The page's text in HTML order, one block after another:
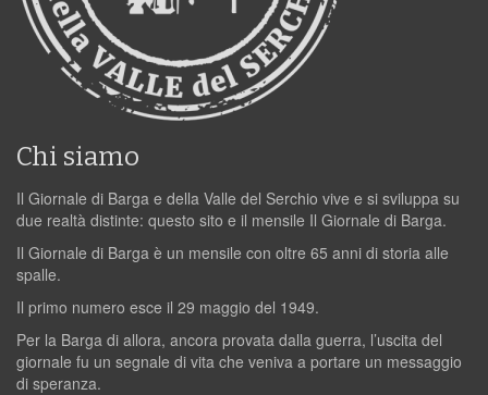
Chi siamo
Il Giornale di Barga e della Valle del Serchio vive e si sviluppa su
due realtà distinte: questo sito e il mensile Il Giornale di Barga.
Il Giornale di Barga è un mensile con oltre 65 anni di storia alle
spalle.
Il primo numero esce il 29 maggio del 1949.
Per la Barga di allora, ancora provata dalla guerra, l’uscita del
giornale fu un segnale di vita che veniva a portare un messaggio
di speranza.